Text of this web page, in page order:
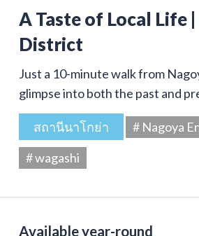
A Taste of Local Life
District
Just a 10-minute walk from
glimpse into both the past and
สถานีนาโกย่า # Nagoya
# wagashi
Available year-round